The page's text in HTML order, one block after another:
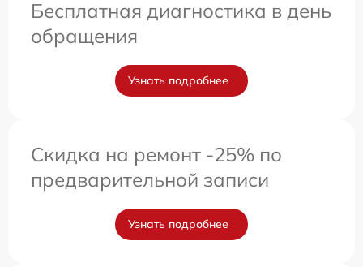
Бесплатная диагностика в день
обращения
Узнать подробнее
Скидка на ремонт -25% по
предварительной записи
Узнать подробнее